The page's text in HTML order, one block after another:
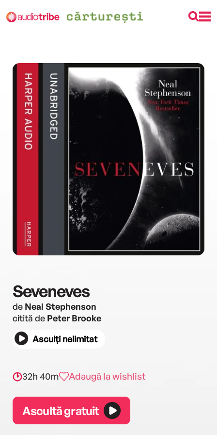
Seveneves
de Neal Stephenson
citită de Peter Brooke
Asculți nelimitat
32h 40m Adaugă la wishlist
Ascultă gratuit